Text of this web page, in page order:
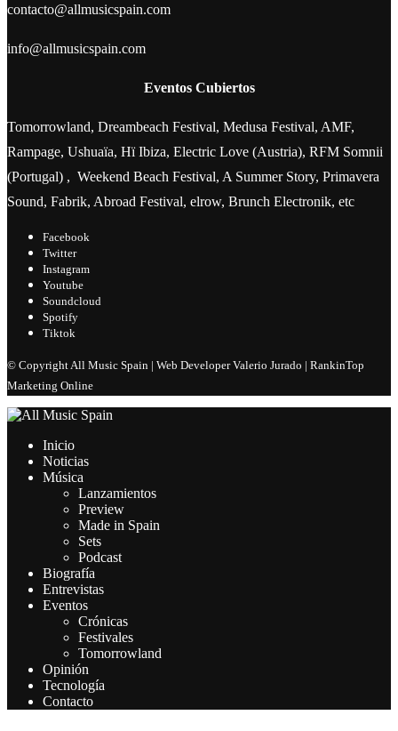
contacto@allmusicspain.com
info@allmusicspain.com
Eventos Cubiertos
Tomorrowland, Dreambeach Festival, Medusa Festival, AMF,
Rampage, Ushuaïa, Hï Ibiza, Electric Love (Austria), RFM Somnii
(Portugal) , Weekend Beach Festival, A Summer Story, Primavera
Sound, Fabrik, Abroad Festival, elrow, Brunch Electronik, etc
Facebook
Twitter
Instagram
Youtube
Soundcloud
Spotify
Tiktok
© Copyright All Music Spain | Web Developer Valerio Jurado | RankinTop
Marketing Online
Inicio
Noticias
Música
Lanzamientos
Preview
Made in Spain
Sets
Podcast
Biografía
Entrevistas
Eventos
Crónicas
Festivales
Tomorrowland
Opinión
Tecnología
Contacto